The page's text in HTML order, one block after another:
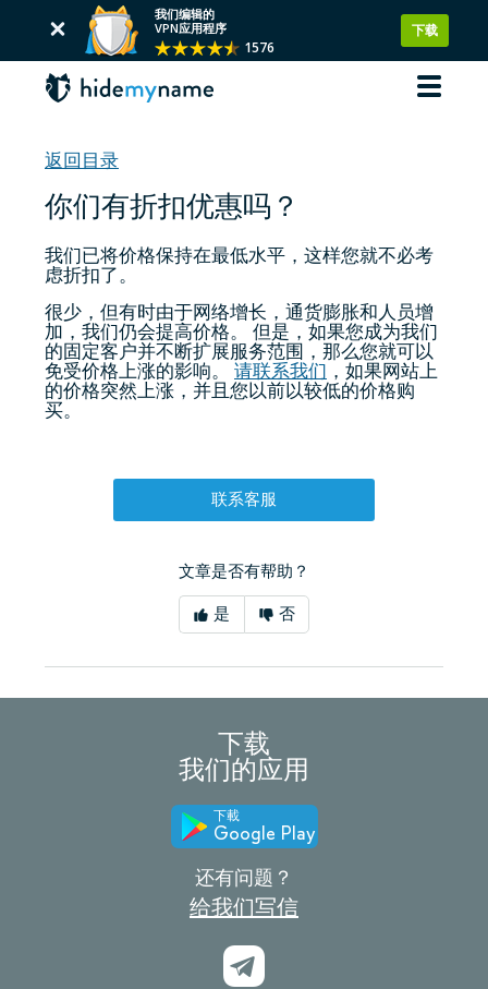
我们编辑的
VPN应用程序
1576
下载
返回目录
你们有折扣优惠吗？
我们已将价格保持在最低水平，这样您就不必考
虑折扣了。
很少，但有时由于网络增长，通货膨胀和人员增
加，我们仍会提高价格。 但是，如果您成为我们
的固定客户并不断扩展服务范围，那么您就可以
免受价格上涨的影响。 请联系我们 ，如果网站上
的价格突然上涨，并且您以前以较低的价格购
买。
联系客服
文章是否有帮助？
是 否
下载
我们的应用
下載
Google Play
还有问题？
给我们写信